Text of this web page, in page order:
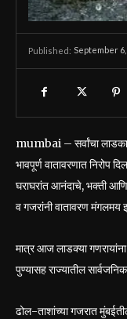
Published: September 6,
mumbai – सर्वांचा लाडका
भावपूर्ण वातावरणात निरोप
घराघरांत आनंदाचे, भक्ती आणि
व गजरांनी वातावरण मंगलमय
मात्र आज लाडक्या गणरायांना
पुण्यासह राज्यातील
ढोल-ताशांच्या गजरात